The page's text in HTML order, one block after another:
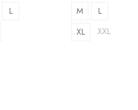
L
M
L
XL
XXL